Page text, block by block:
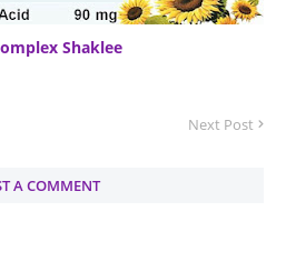
Shaklee
Next Post
A COMMENT